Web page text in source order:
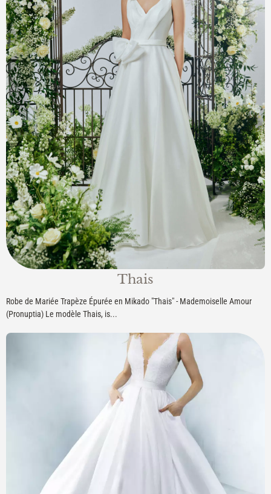
Thais
Robe de Mariée Trapèze Épurée en Mikado "Thais" - Mademoiselle Amour
(Pronuptia) Le modèle Thais, is...